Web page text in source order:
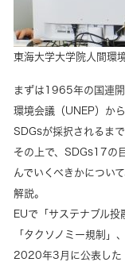
東海大学大学院人間環
まずは1965年の国連
環境会議（UNEP）か
SDGsが採択されるま
その上で、SDGs17の
んでいくべきかについ
解説。
EUで「サステナブル
「タクソノミー規制」
2020年3月に公表した